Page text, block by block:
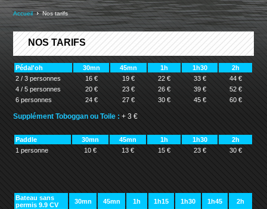
Accueil Nos tarifs
NOS TARIFS
Pédal'oh 30mn 45mn 1h 1h30
2h
2 / 3 personnes
16 € 19 € 22 € 33 €
44 €
4 / 5 personnes
20 € 23 € 26 € 39 €
52 €
6 personnes
24 € 27 € 30 € 45 € 60 €
Supplément Toboggan ou Toile : + 3 €
Paddle 30mn 45mn 1h 1h30
2h
1 personne
10 € 13 € 15 € 23 € 30 €
Bateau sans
permis 9.9 CV
30mn 45mn 1h 1h15 1h30 1h45
2h